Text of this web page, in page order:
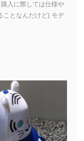
入に際しては仕様や
ことなんだけど) モデ